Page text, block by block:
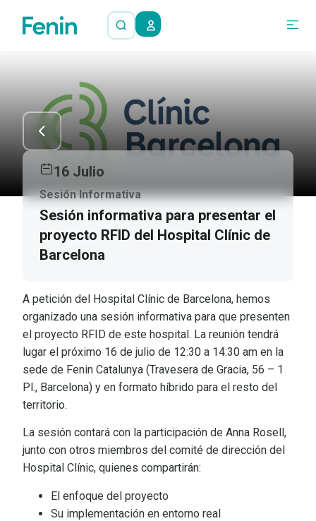
16 Julio
Sesión Informativa
Sesión informativa para presentar el
proyecto RFID del Hospital Clínic de
Barcelona
A petición del Hospital Clínic de Barcelona, hemos
organizado una sesión informativa para que presenten
el proyecto RFID de este hospital. La reunión tendrá
lugar el próximo 16 de julio de 12:30 a 14:30 am en la
sede de Fenin Catalunya (Travesera de Gracia, 56 – 1
Pl., Barcelona) y en formato híbrido para el resto del
territorio.
La sesión contará con la participación de Anna Rosell,
junto con otros miembros del comité de dirección del
Hospital Clínic, quienes compartirán:
El enfoque del proyecto
Su implementación en entorno real